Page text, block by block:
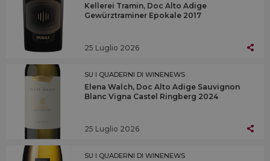
Kellerei Tramin, Doc Alto Adige
Gewürztraminer Epokale 2017
25 Luglio 2026
SU I QUADERNI DI WINENEWS
Elena Walch, Doc Alto Adige Sauvignon
Blanc Vigna Castel Ringberg 2024
25 Luglio 2026
SU I QUADERNI DI WINENEWS